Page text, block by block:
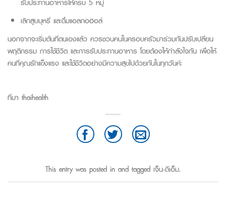
เลิกสูบบุหรี่ และดื่มแอลกอฮอล์
นอกจากจะเริ่มต้นที่ตนเองแล้ว ควรชวนคนในครอบครัวมาร่วมกันปรับเปลี่ยน
พฤติกรรม การใช้ชีวิต และการรับประทานอาหาร โดยต้องให้กำลังใจกัน เพื่อให้
คนที่คุณรักแข็งแรง และใช้ชีวิตอย่างมีความสุขไปด้วยกันในทุกวันค่ะ
ที่มา thaihealth
This entry was posted in and tagged เจ็น-ดีเอ็ม.